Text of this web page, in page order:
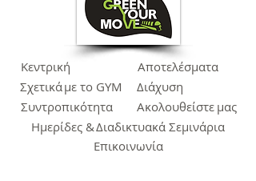
Κεντρική
Σχετικά
Συντροπικότητα
Ημερίδες &
Διάχυση
Αποτελέσματα
Ακολουθείστε μας
Επικοινωνία
με το GYM
Διαδικτυακά Σεμινάρια